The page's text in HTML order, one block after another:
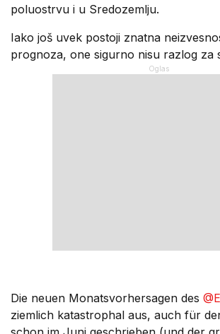
poluostrvu i u Sredozemlju.
Iako još uvek postoji znatna
prognoza, one sigurno nisu razlog za
Die neuen Monatsvorhersagen des
ziemlich katastrophal aus, auch für